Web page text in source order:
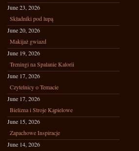
June 23, 2026
Składniki pod lupą
June 20, 2026
Makijaż gwiazd
June 19, 2026
Treningi na Spalanie Kalorii
June 17, 2026
Czytelnicy o Temacie
June 17, 2026
Bielizna i Stroje Kąpielowe
June 15, 2026
Zapachowe Inspiracje
June 14, 2026